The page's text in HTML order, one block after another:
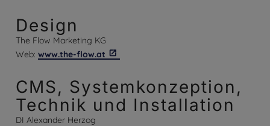
Design
The Flow Marketing KG
Web: www.the-flow.at
CMS, Systemkonzeption,
Technik und Installation
DI Alexander Herzog